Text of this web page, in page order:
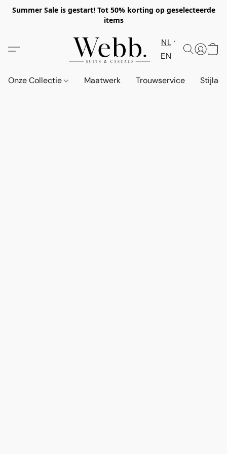
Summer Sale is gestart! Tot 50% korting op geselecteerde
items
NL
EN
Onze Collectie Maatwerk Trouwservice